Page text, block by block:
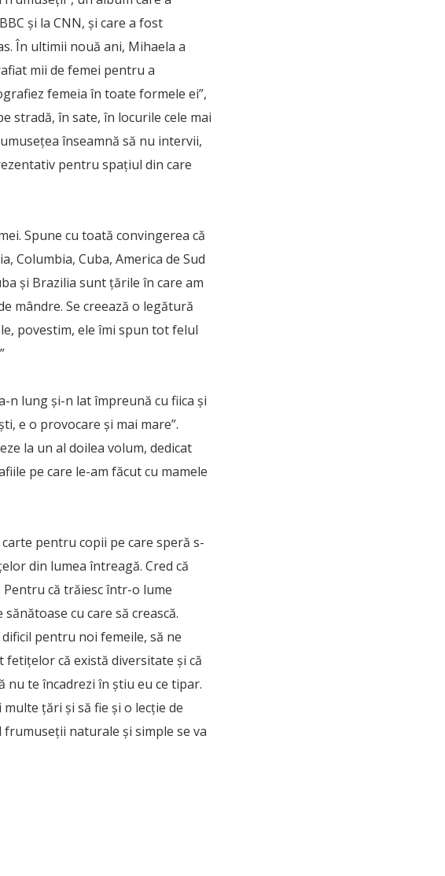
și la CNN, și care a fost
În ultimii nouă ani, Mihaela a
mii de femei pentru a
femeia în toate formele ei”,
stradă, în sate, în locurile cele mai
înseamnă să nu intervii,
pentru spaţiul din care
Spune cu toată convingerea că
Columbia, Cuba, America de Sud
şi Brazilia sunt ţările în care am
mândre. Se creează o legătură
povestim, ele îmi spun tot felul
n lung și-n lat împreună cu fiica și
e o provocare și mai mare”.
la un al doilea volum, dedicat
pe care le-am făcut cu mamele
pentru copii pe care speră s-
din lumea întreagă. Cred că
că trăiesc într-o lume
cu care să crească.
pentru noi femeile, să ne
fetițelor că există diversitate și că
nu te încadrezi în știu eu ce tipar.
țări și să fie și o lecție de
frumuseţii naturale şi simple se va